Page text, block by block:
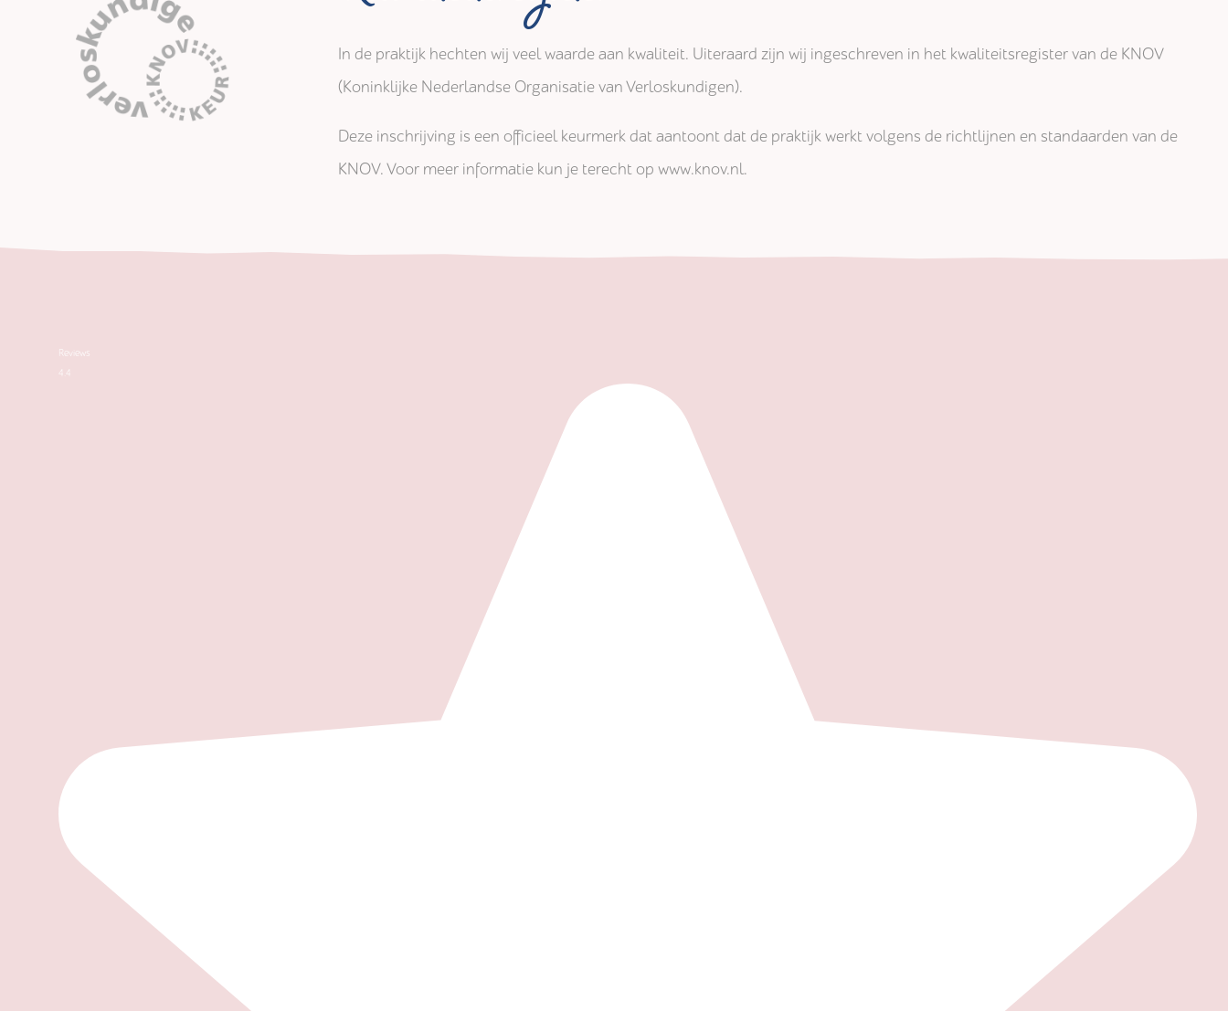
In de praktijk hechten wij veel waarde aan kwaliteit. Uiteraard zijn wij ingeschreven in het kwaliteitsregister van de KNOV
(Koninklijke Nederlandse Organisatie van Verloskundigen).
Deze inschrijving is een officieel keurmerk dat aantoont dat de praktijk werkt volgens de richtlijnen en standaarden van de
KNOV. Voor meer informatie kun je terecht op www.knov.nl.
Reviews